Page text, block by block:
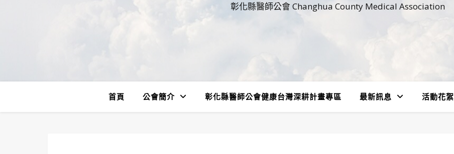
彰化縣醫師公會 Changhua County Medical Association
首頁 公會簡介 彰化縣醫師公會健康台灣深耕計畫專區 最新訊息 活動花絮